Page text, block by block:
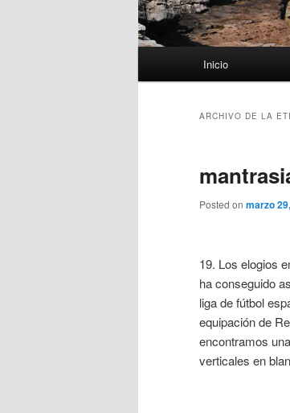
Inicio
ARCHIVO DE LA
Posted on marzo
19. Los elogios
ha conseguido
liga de fútbol
equipación de
encontramos
verticales en